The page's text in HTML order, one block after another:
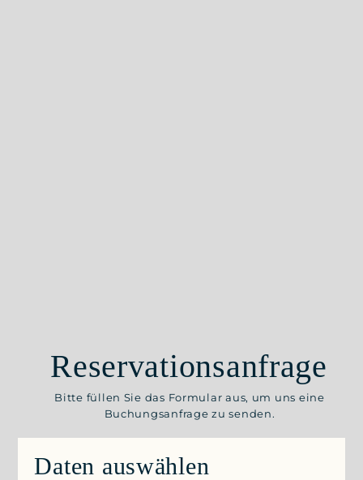
Reservationsanfrage
Bitte füllen Sie das Formular aus, um uns eine
Buchungsanfrage zu senden.
Daten auswählen